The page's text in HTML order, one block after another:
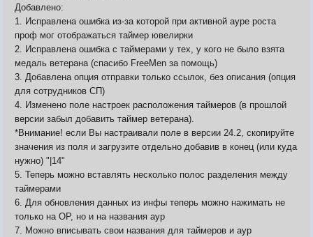
R.I.P. =(
Живые легенды
Мемориальная доска
Шаржи на персонажей Граней
Похождения Пити
ЧитЫр
Добавлено:
1. Исправлена ошибка из-за которой при активной ауре роста
проф мог отображаться таймер ювелирки
2. Исправлена ошибка с таймерами у тех, у кого не было взята
медаль ветерана (спасибо FreeMen за помощь)
3. Добавлена опция отправки только ссылок, без описания (опция
для сотрудников СП)
4. Изменено поле настроек расположения таймеров (в прошлой
версии забыл добавить таймер ветерана).
*Внимание! если Вы настраивали поле в версии 24.2, скопируйте
значения из поля и загрузите отдельно добавив в конец (или куда
нужно) "|14"
5. Теперь можно вставлять несколько полос разделения между
таймерами
6. Для обновления данных из инфы теперь можно нажимать не
только на ОР, но и на названия аур
7. Можно вписывать свои названия для таймеров и аур